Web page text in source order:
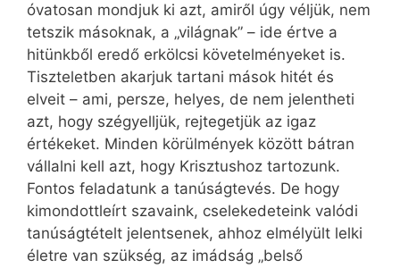
óvatosan mondjuk ki azt, amiről úgy véljük, nem
tetszik másoknak, a „világnak” – ide értve a
hitünkből eredő erkölcsi követelményeket is.
Tiszteletben akarjuk tartani mások hitét és
elveit – ami, persze, helyes, de nem jelentheti
azt, hogy szégyelljük, rejtegetjük az igaz
értékeket. Minden körülmények között bátran
vállalni kell azt, hogy Krisztushoz tartozunk.
Fontos feladatunk a tanúságtevés. De hogy
kimondottleírt szavaink, cselekedeteink valódi
tanúságtételt jelentsenek, ahhoz elmélyült lelki
életre van szükség, az imádság „belső